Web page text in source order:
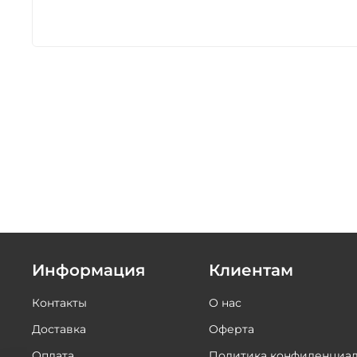
Информация
Контакты
Доставка
Клиентам
О нас
Оферта